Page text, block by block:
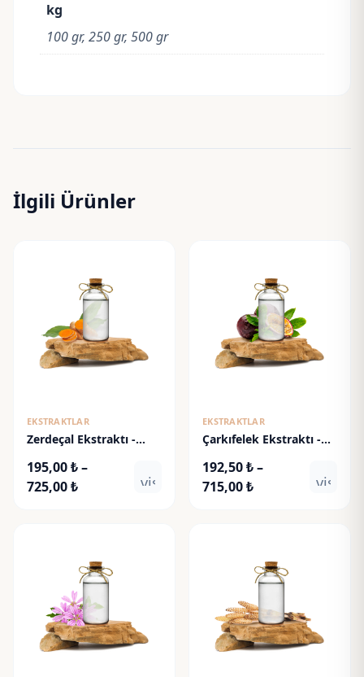
kg
100 gr, 250 gr, 500 gr
İlgili Ürünler
EKSTRAKTLAR
Zerdeçal Ekstraktı -
195,00₺–
725,00₺Fiyat
725,00 ₺
visibility
EKSTRAKTLAR
Çarkıfelek Ekstraktı -
192,50₺–
715,00₺Fiyat
715,00 ₺